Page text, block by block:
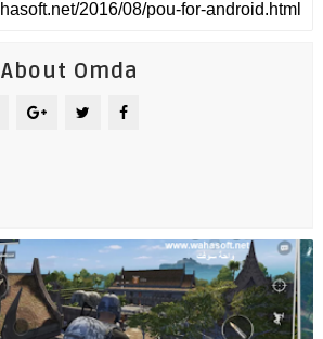
About Omda